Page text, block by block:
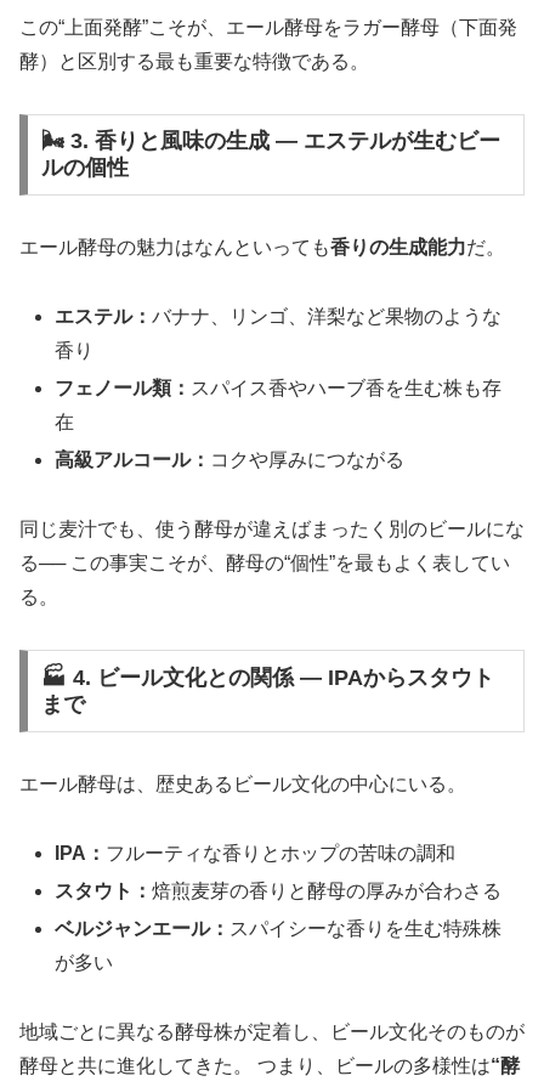
この“上面発酵”こそが、エール酵母をラガー酵母（下面発
酵）と区別する最も重要な特徴である。
🌬️ 3. 香りと風味の生成 ― エステルが生むビー
ルの個性
エール酵母の魅力はなんといっても香りの生成能力だ。
エステル：バナナ、リンゴ、洋梨など果物のような
香り
フェノール類： スパイス香やハーブ香を生む株も存
在
高級アルコール： コクや厚みにつながる
同じ麦汁でも、使う酵母が違えばまったく別のビールにな
る── この事実こそが、酵母の“個性”を最もよく表してい
る。
🏭 4. ビール文化との関係 ― IPAからスタウト
まで
エール酵母は、歴史あるビール文化の中心にいる。
IPA： フルーティな香りとホップの苦味の調和
スタウト：焙煎麦芽の香りと酵母の厚みが合わさる
ベルジャンエール： スパイシーな香りを生む特殊株
が多い
地域ごとに異なる酵母株が定着し、ビール文化そのものが
酵母と共に進化してきた。 つまり、ビールの多様性は“酵